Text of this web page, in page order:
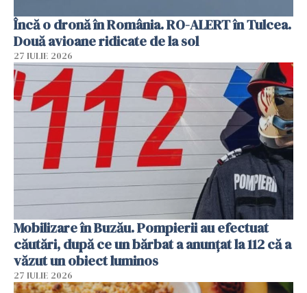
Încă o dronă în România. RO-ALERT în Tulcea.
Două avioane ridicate de la sol
27 IULIE 2026
Mobilizare în Buzău. Pompierii au efectuat
căutări, după ce un bărbat a anunțat la 112 că a
văzut un obiect luminos
27 IULIE 2026